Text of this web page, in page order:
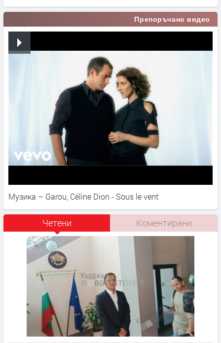
Препоръчано видео
Музика – Garou, Céline Dion - Sous le vent
Четени Коментирани